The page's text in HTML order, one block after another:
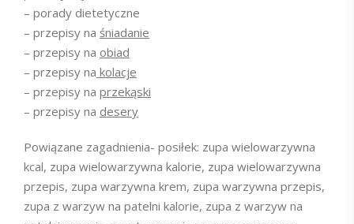
– porady dietetyczne
– przepisy na śniadanie
– przepisy na obiad
– przepisy na kolacje
– przepisy na przekąski
– przepisy na desery
Powiązane zagadnienia- posiłek: zupa wielowarzywna
kcal, zupa wielowarzywna kalorie, zupa wielowarzywna
przepis, zupa warzywna krem, zupa warzywna przepis,
zupa z warzyw na patelni kalorie, zupa z warzyw na